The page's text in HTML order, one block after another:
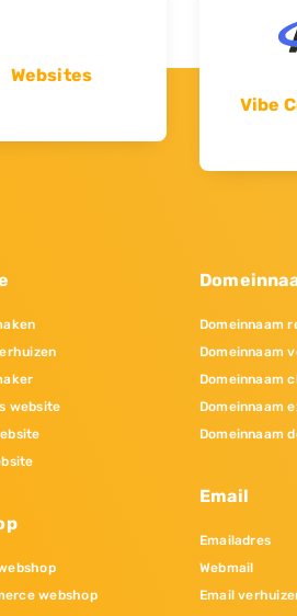
Websites
Vibe
website
webshop
Domeinnaam
Domeinnaam
Domeinnaam
Domeinnaam
Domeinnaam
Email
Emailadres
Webmail
Email